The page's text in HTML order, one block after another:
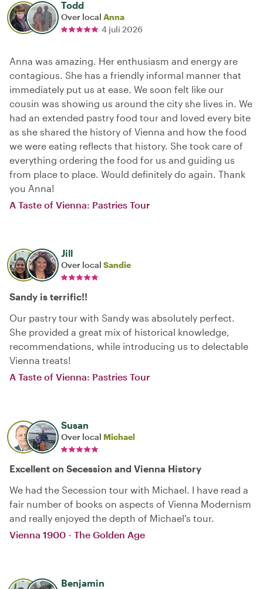
Todd
Over local Anna
4 juli 2026
Anna was amazing. Her enthusiasm and energy are
contagious. She has a friendly informal manner that
immediately put us at ease. We soon felt like our
cousin was showing us around the city she lives in. We
had an extended pastry food tour and loved every bite
as she shared the history of Vienna and how the food
we were eating reflects that history. She took care of
everything ordering the food for us and guiding us
from place to place. Would definitely do again. Thank
you Anna!
A Taste of Vienna: Pastries Tour
Jill
Over local Sandie
Sandy is terrific!!
Our pastry tour with Sandy was absolutely perfect.
She provided a great mix of historical knowledge,
recommendations, while introducing us to delectable
Vienna treats!
A Taste of Vienna: Pastries Tour
Susan
Over local Michael
Excellent on Secession and Vienna History
We had the Secession tour with Michael. I have read a
fair number of books on aspects of Vienna Modernism
and really enjoyed the depth of Michael's tour.
Vienna 1900 - The Golden Age
Benjamin